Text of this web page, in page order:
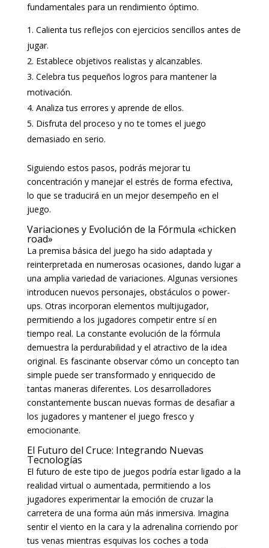
fundamentales para un rendimiento óptimo.
Calienta tus reflejos con ejercicios sencillos antes de
jugar.
Establece objetivos realistas y alcanzables.
Celebra tus pequeños logros para mantener la
motivación.
Analiza tus errores y aprende de ellos.
Disfruta del proceso y no te tomes el juego
demasiado en serio.
Siguiendo estos pasos, podrás mejorar tu
concentración y manejar el estrés de forma efectiva,
lo que se traducirá en un mejor desempeño en el
juego.
Variaciones y Evolución de la Fórmula «chicken
road»
La premisa básica del juego ha sido adaptada y
reinterpretada en numerosas ocasiones, dando lugar a
una amplia variedad de variaciones. Algunas versiones
introducen nuevos personajes, obstáculos o power-
ups. Otras incorporan elementos multijugador,
permitiendo a los jugadores competir entre sí en
tiempo real. La constante evolución de la fórmula
demuestra la perdurabilidad y el atractivo de la idea
original. Es fascinante observar cómo un concepto tan
simple puede ser transformado y enriquecido de
tantas maneras diferentes. Los desarrolladores
constantemente buscan nuevas formas de desafiar a
los jugadores y mantener el juego fresco y
emocionante.
El Futuro del Cruce: Integrando Nuevas
Tecnologías
El futuro de este tipo de juegos podría estar ligado a la
realidad virtual o aumentada, permitiendo a los
jugadores experimentar la emoción de cruzar la
carretera de una forma aún más inmersiva. Imagina
sentir el viento en la cara y la adrenalina corriendo por
tus venas mientras esquivas los coches a toda